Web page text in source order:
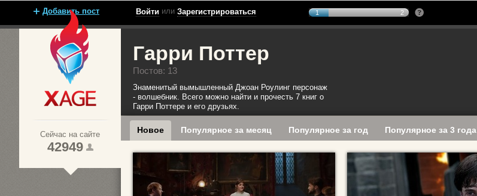
Добавить пост Войти или Зарегистрироваться 1 2
Сейчас на сайте
42949
Гарри Поттер
Постов: 13
Знаменитый вымышленный Джоан Роулинг персонаж
- волшебник. Всего можно найти и прочесть 7 книг о
Гарри Поттере и его друзьях.
Новое Популярное за месяц Популярное за год Популярное за 3 года